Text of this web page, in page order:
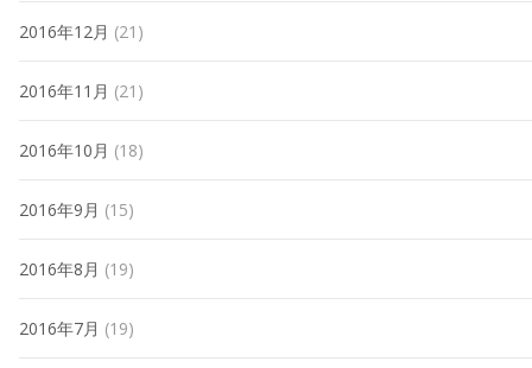
2016年12月 (21)
2016年11月 (21)
2016年10月 (18)
2016年9月 (15)
2016年8月 (19)
2016年7月 (19)